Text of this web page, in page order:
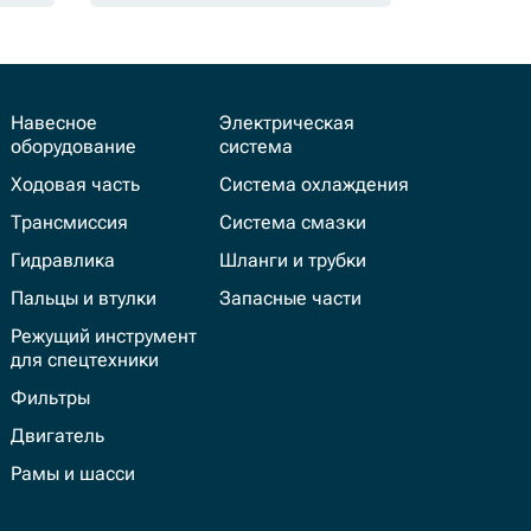
Навесное
оборудование
Ходовая часть
Трансмиссия
Гидравлика
Пальцы и втулки
Режущий инструмент
для спецтехники
Фильтры
Двигатель
Рамы и шасси
Электрическая
система
Система охлаждения
Система смазки
Шланги и трубки
Запасные части